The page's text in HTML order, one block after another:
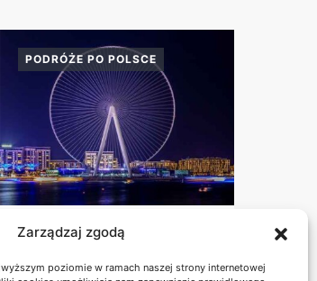
Zarządzaj zgodą
poziomie w ramach naszej strony internetowej
PODRÓŻE PO POLSCE
BESKID MAŁY: